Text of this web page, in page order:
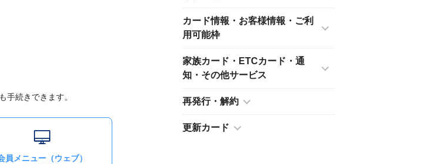
続きできます。
員メニュー（ウェブ）
カード情報・お客様情報・ご利
用可能枠
家族カード・ETCカード・通
知・その他サービス
再発行・解約
更新カード